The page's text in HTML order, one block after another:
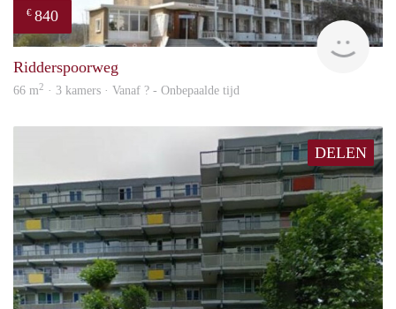
€ 840
Ridderspoorweg
66 m2 · 3 kamers · Vanaf ? - Onbepaalde tijd
DELEN